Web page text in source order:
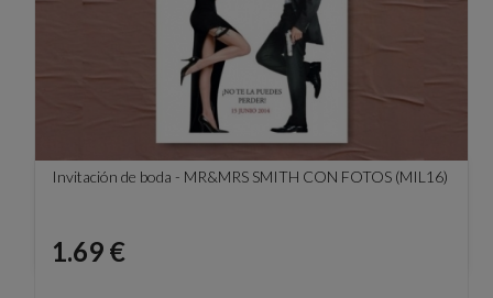
Invitación de boda - MR&MRS SMITH CON FOTOS (MIL16)
Precio
1.69 €